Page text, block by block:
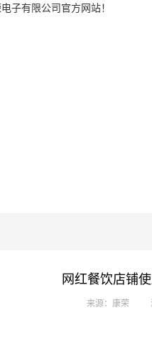
子有限公司官方网站！
网红餐饮店铺
来源：康荣